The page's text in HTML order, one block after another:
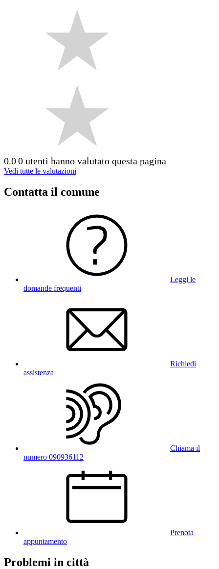
0.00 utenti hanno valutato questa pagina
Vedi tutte le valutazioni
Contatta il comune
Leggi le
domande frequenti
Richiedi
assistenza
Chiama il
numero 090936112
Prenota
appuntamento
Problemi in città